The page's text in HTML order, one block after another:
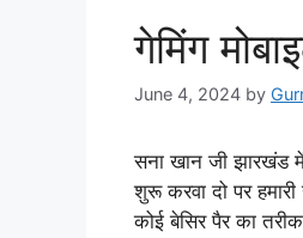
गेमिंग
June 4, 2024 by
सना खान जी झारखंड
शुरू करवा दो पर
कोई बेसिर पैर का